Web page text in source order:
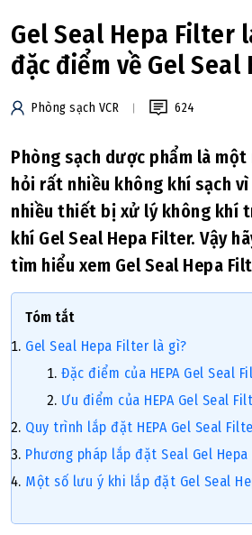
Gel Seal Hepa Filter
đặc điểm về Gel
Phòng sạch VCR 624
Phòng sạch dược phẩm là
hỏi rất nhiều không khí sạch
nhiều thiết bị xử lý không khí
khí Gel Seal Hepa Filter. Vậy
tìm hiểu xem Gel Seal Hepa
Tóm tắt
Gel Seal Hepa Filter là gì?
Đặc điểm của HEPA Gel Seal
Ưu điểm của HEPA Gel Seal
Quy trình lắp đặt HEPA Gel Seal
Phương pháp lắp đặt Seal Gel Hepa
Một số lưu ý khi lắp đặt Gel Seal